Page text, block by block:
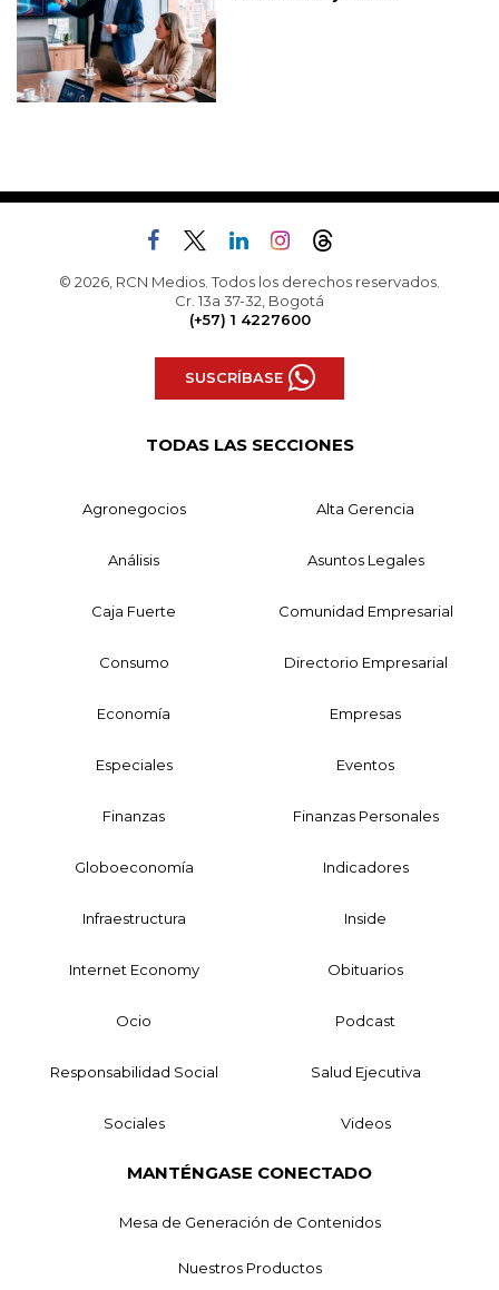
© 2026, RCN Medios. Todos los derechos reservados.
Cr. 13a 37-32, Bogotá
(+57) 1 4227600
SUSCRÍBASE
TODAS LAS SECCIONES
Agronegocios Alta Gerencia
Análisis Asuntos Legales
Caja Fuerte Comunidad Empresarial
Consumo Directorio Empresarial
Economía Empresas
Especiales Eventos
Finanzas Finanzas Personales
Globoeconomía Indicadores
Infraestructura Inside
Internet Economy Obituarios
Ocio Podcast
Responsabilidad Social Salud Ejecutiva
Sociales Videos
MANTÉNGASE CONECTADO
Mesa de Generación de Contenidos
Nuestros Productos